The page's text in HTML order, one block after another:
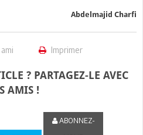
Abdelmajid Charfi
Imprimer
? PARTAGEZ-LE AVEC
AMIS !
ABONNEZ-